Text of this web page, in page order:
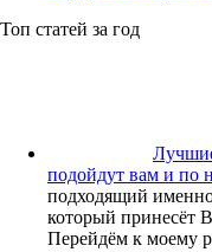
Топ статей за год
подойдут вам и по
подходящий
который принесёт
Перейдём к моему